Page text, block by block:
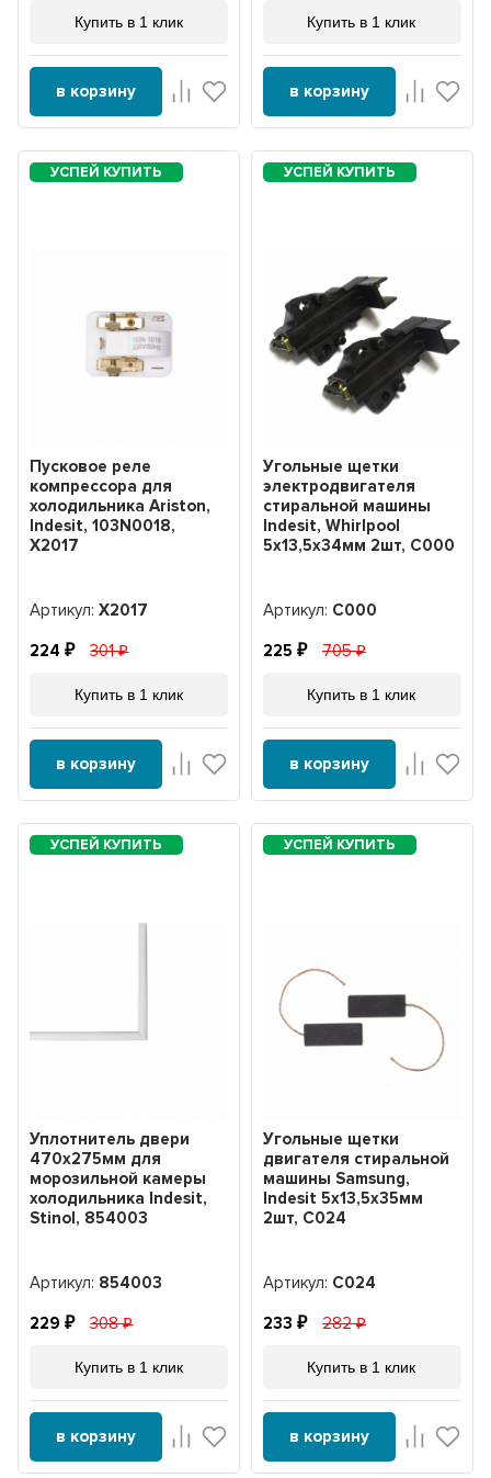
Купить в 1 клик
в корзину
Купить в 1 клик
в корзину
Пусковое реле
компрессора для
холодильника Ariston,
Indesit, 103N0018,
X2017
Артикул:X2017
224 301
Купить в 1 клик
в корзину
Угольные щетки
электродвигателя
стиральной машины
Indesit, Whirlpool
5x13,5x34мм 2шт, С000
Артикул: С000
225 705
Купить в 1 клик
в корзину
Уплотнитель двери
470х275мм для
морозильной камеры
холодильника Indesit,
Stinol, 854003
Артикул: 854003
229 308
Купить в 1 клик
в корзину
Угольные щетки
двигателя стиральной
машины Samsung,
Indesit 5x13,5x35мм
2шт, С024
Артикул: С024
233 282
Купить в 1 клик
в корзину